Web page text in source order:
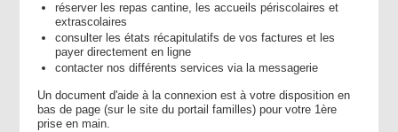
réserver les repas cantine, les accueils périscolaires et
extrascolaires
consulter les états récapitulatifs de vos factures et les
payer directement en ligne
contacter nos différents services via la messagerie
Un document d'aide à la connexion est à votre disposition en
bas de page (sur le site du portail familles) pour votre 1ère
prise en main.